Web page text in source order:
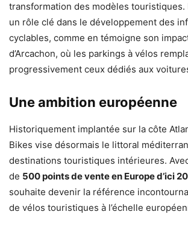
transformation des modèles touristiques.
un rôle clé dans le développement des
cyclables, comme en témoigne son
d’Arcachon, où les parkings à vélos
progressivement ceux dédiés aux
Une ambition européenne
Historiquement implantée sur la côte
Bikes vise désormais le littoral
destinations touristiques intérieures.
de 500 points de vente en Europe d’ici
souhaite devenir la référence
de vélos touristiques à l’échelle